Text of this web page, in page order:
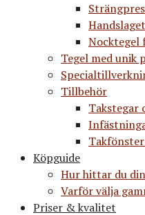
Nocktegel
Tegel med unik
Tillbehör
Takstegar
Köpguide
Hur hittar du
Varför välja
Priser & kvalitet